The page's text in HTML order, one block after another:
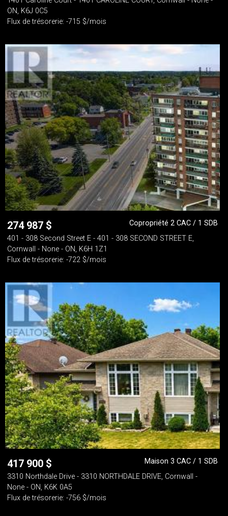
ON, K6J 0C5
Flux de trésorerie: -715 $/mois
274 987 $
Copropriété 2 CAC / 1 SDB
401 - 308 Second Street E - 401 - 308 SECOND STREET E,
Cornwall - None - ON, K6H 1Z1
Flux de trésorerie: -722 $/mois
417 900 $
Maison 3 CAC / 1 SDB
3310 Northdale Drive - 3310 NORTHDALE DRIVE, Cornwall -
None - ON, K6K 0A5
Flux de trésorerie: -756 $/mois